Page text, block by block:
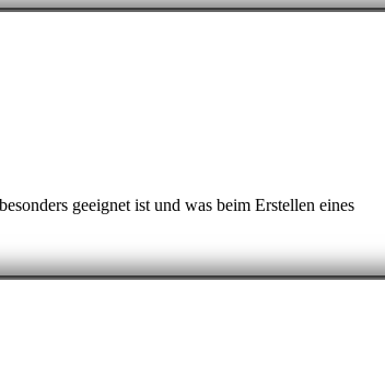
geeignet ist und was beim Erstellen eines